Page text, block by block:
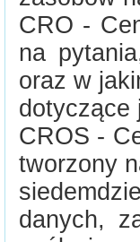
CRO -
na
oraz w
dotyczące
CROS -
tworzony
danych,